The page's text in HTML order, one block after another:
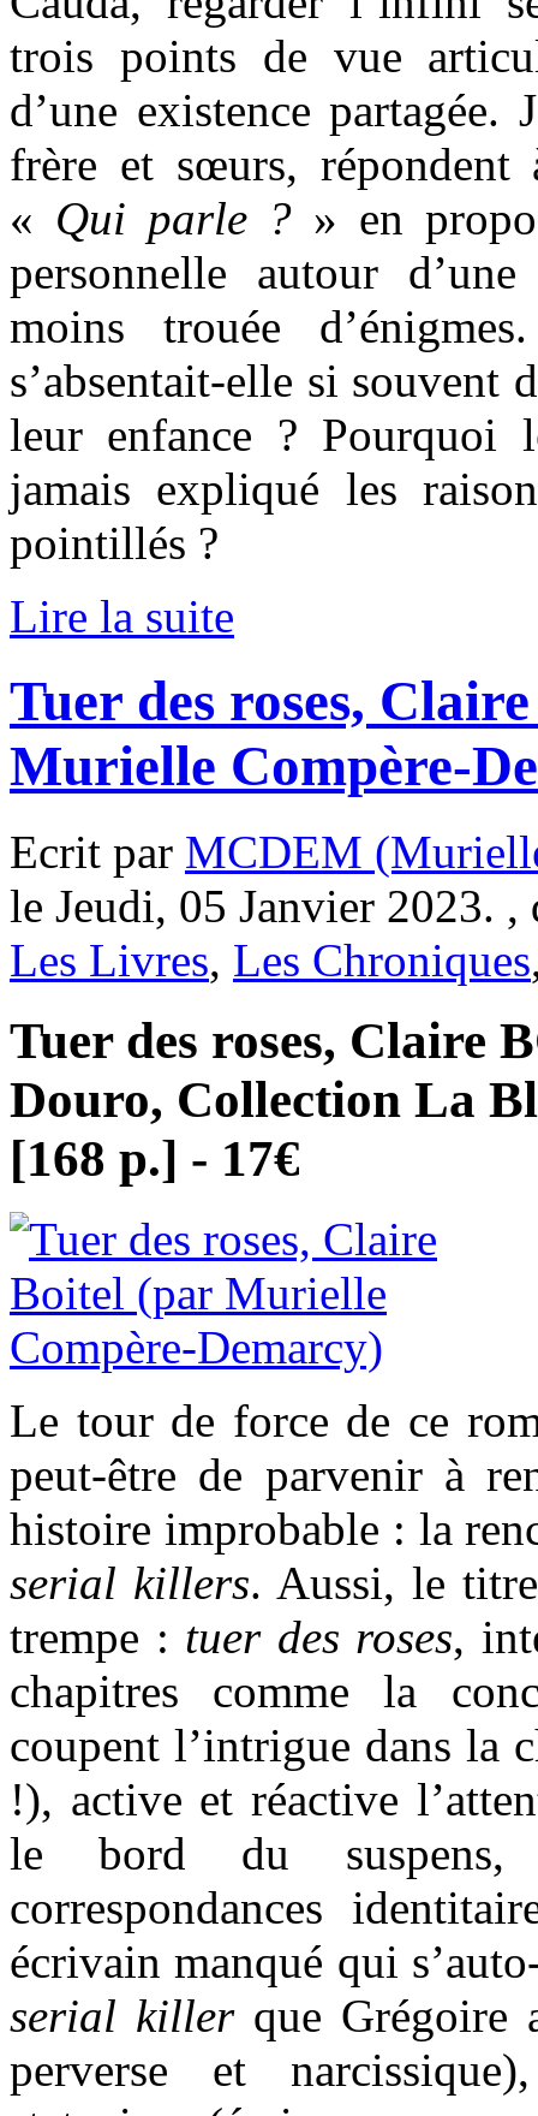
trois points de vue
d’une existence partagée.
frère et sœurs, répondent
« Qui parle ? » en
personnelle autour
moins trouée
s’absentait-elle si souvent
leur enfance ? Pourquoi
jamais expliqué les
pointillés ?
Lire la suite
Tuer des roses,
Murielle Compère-
Ecrit par MCDEM
le Jeudi, 05 Janvier 2023. ,
Les Livres, Les Chroniques
Tuer des roses, Claire
Douro, Collection La
[168 p.] - 17€
Le tour de force de ce
peut-être de parvenir à
histoire improbable : la
serial killers. Aussi, le
trempe : tuer des roses,
chapitres comme la
coupent l’intrigue dans la
!), active et réactive
le bord du
correspondances
écrivain manqué qui
serial killerque Grégoire
perverse et